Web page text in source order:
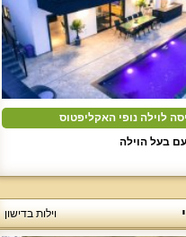
לוילה נופי האקליפטוס
בעל הוילה
וילות בדישון